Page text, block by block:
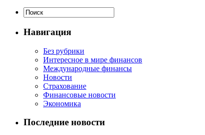
Навигация
Без рубрики
Интересное в мире финансов
Международные финансы
Новости
Страхование
Финансовые новости
Экономика
Последние новости